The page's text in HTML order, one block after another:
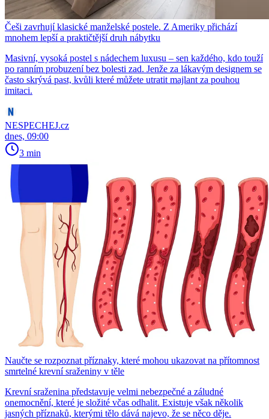
Češi zavrhují klasické manželské postele. Z Ameriky přichází
mnohem lepší a praktičtější druh nábytku
Masivní, vysoká postel s nádechem luxusu – sen každého, kdo touží
po ranním probuzení bez bolesti zad. Jenže za lákavým designem se
často skrývá past, kvůli které můžete utratit majlant za pouhou
imitaci.
NESPECHEJ.cz
dnes, 09:00
3 min
Naučte se rozpoznat příznaky, které mohou ukazovat na přítomnost
smrtelné krevní sraženiny v těle
Krevní sraženina představuje velmi nebezpečné a záludné
onemocnění, které je složité včas odhalit. Existuje však několik
jasných příznaků, kterými tělo dává najevo, že se něco děje.